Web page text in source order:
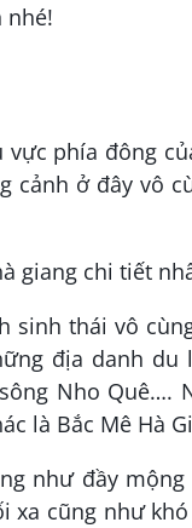
nhé!
phía đông
cảnh ở đây vô
thái vô
địa danh du
Nho Quê….
là Bắc Mê Hà
như đầy
xa cũng như